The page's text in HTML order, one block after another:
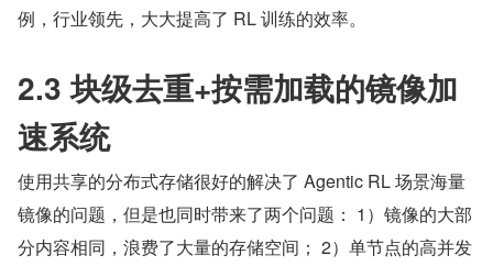
例，行业领先，大大提高了 RL 训练的效率。
2.3 块级去重+按需加载的镜像加
速系统
使用共享的分布式存储很好的解决了 Agentic RL 场景海量
镜像的问题，但是也同时带来了两个问题： 1）镜像的大部
分内容相同，浪费了大量的存储空间； 2）单节点的高并发